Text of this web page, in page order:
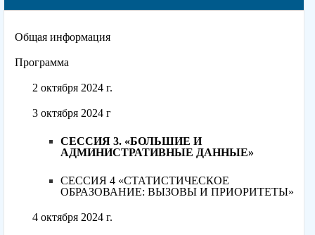
Общая информация
Программа
2 октября 2024 г.
3 октября 2024 г
СЕССИЯ 3. «БОЛЬШИЕ И
АДМИНИСТРАТИВНЫЕ ДАННЫЕ»
СЕССИЯ 4 «СТАТИСТИЧЕСКОЕ
ОБРАЗОВАНИЕ: ВЫЗОВЫ И ПРИОРИТЕТЫ»
4 октября 2024 г.